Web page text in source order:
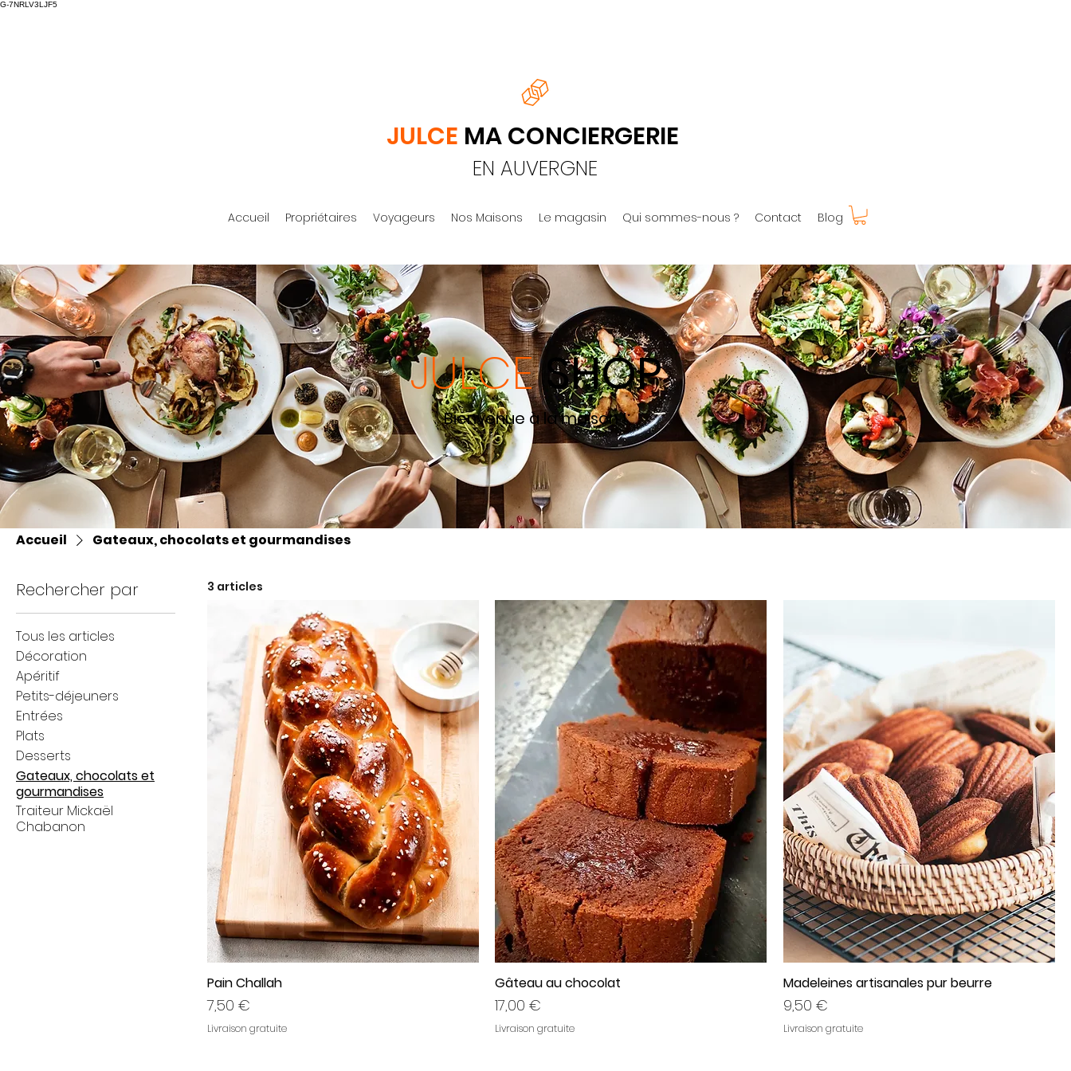
G-7NRLV3LJF5
JULCE MA CONCIERGERIE
EN AUVERGNE
Accueil Propriétaires Voyageurs Nos Maisons Le magasin Qui sommes-nous ? Contact Blog
JULCESHOP
Bienvenue à la maison !
Accueil Gateaux, chocolats et gourmandises
Rechercher par
Tous les articles
Décoration
Apéritif
Petits-déjeuners
Entrées
Plats
Desserts
Gateaux, chocolats et
gourmandises
Traiteur Mickaël
Chabanon
3 articles
Pain Challah
Prix
7,50 €
Livraison gratuite
Gâteau au chocolat
Prix
17,00 €
Livraison gratuite
Madeleines artisanales pur beurre
Prix
9,50 €
Livraison gratuite